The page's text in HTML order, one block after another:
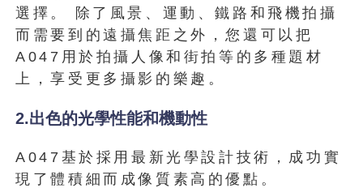
選擇。 除了風景、運動、鐵路和飛機拍攝
而需要到的遠攝焦距之外，您還可以把
A047用於拍攝人像和街拍等的多種題材
上，享受更多攝影的樂趣。
2.出色的光學性能和機動性
A047基於採用最新光學設計技術，成功實
現了體積細而成像質素高的優點。